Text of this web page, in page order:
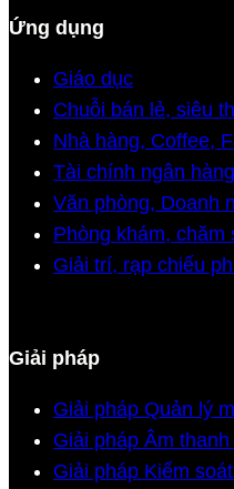
Ứng dụng
Giáo dục
Chuỗi bán lẻ, siêu
Nhà hàng, Coffee,
Tài chính ngân hàng
Văn phòng, Doanh
Phòng khám, chăm
Giải trí, rạp chiếu
Giải pháp
Giải pháp Quản lý
Giải pháp Âm
Giải pháp Kiểm